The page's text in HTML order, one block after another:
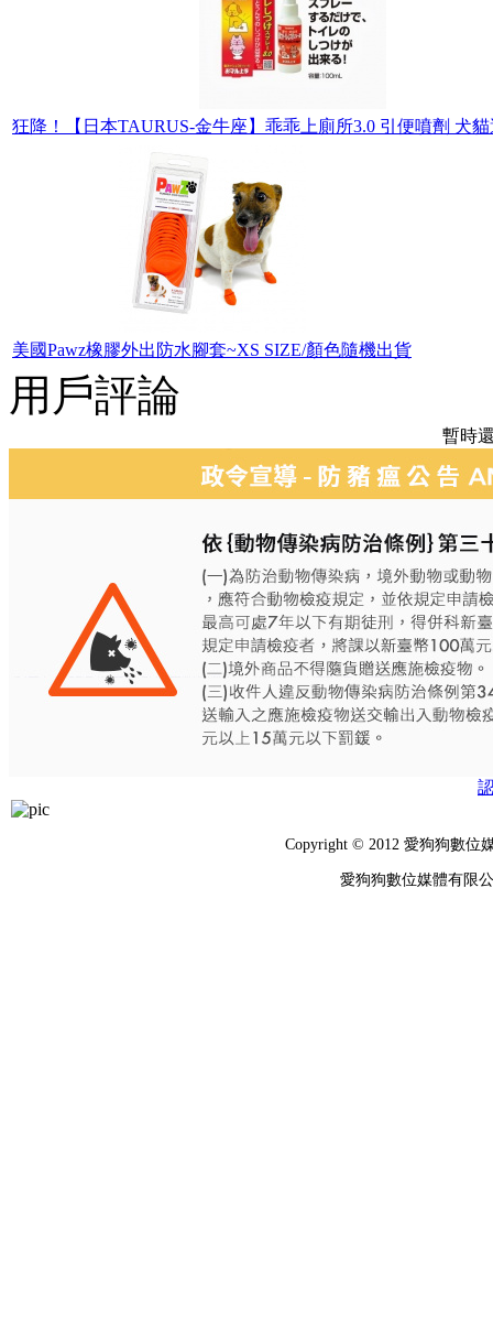
狂降！【日本TAURUS-金牛座】乖乖上廁所3.0 引便噴劑 犬貓
美國Pawz橡膠外出防水腳套~XS SIZE/顏色隨機出貨
用戶評論
暫時
Copyright © 2012 愛狗狗數位
愛狗狗數位媒體有限